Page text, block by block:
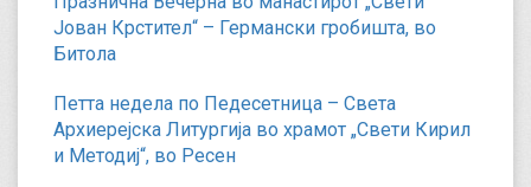
Јован Крстител“ – Германски гробишта, во
Битола
Петта недела по Педесетница – Света
Архиерејска Литургија во храмот „Свети Кирил
и Методиј“, во Ресен